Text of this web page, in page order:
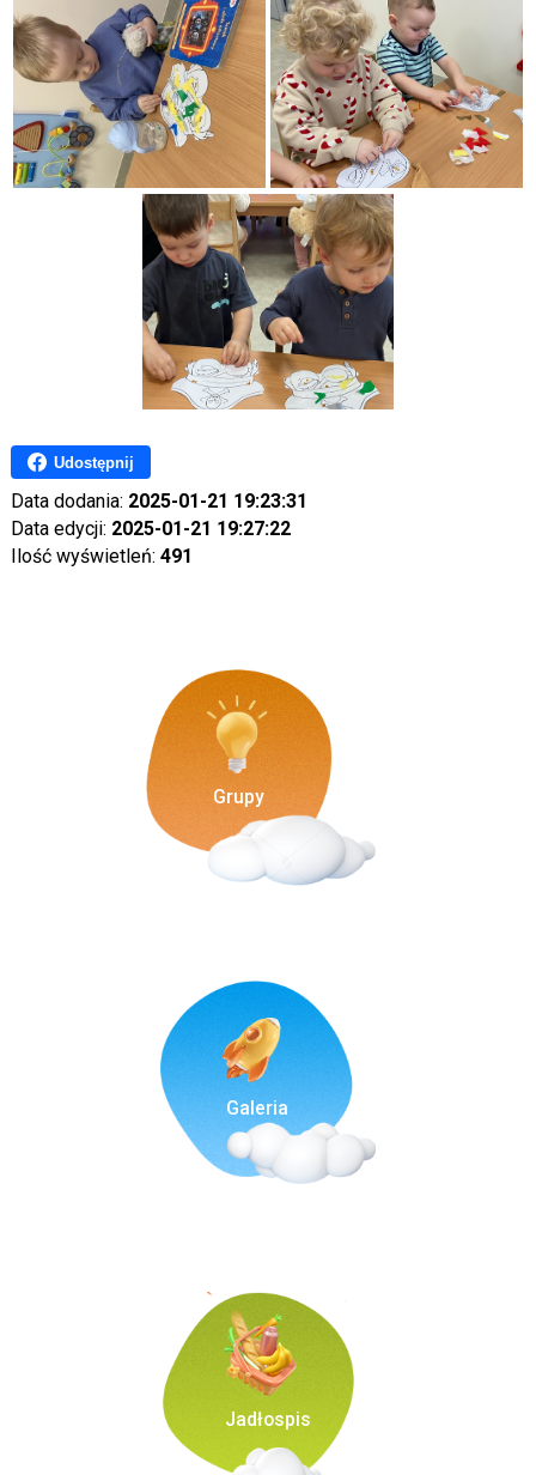
Udostępnij
Data dodania: 2025-01-21 19:23:31
Data edycji: 2025-01-21 19:27:22
Ilość wyświetleń: 491
Grupy
Galeria
Jadłospis